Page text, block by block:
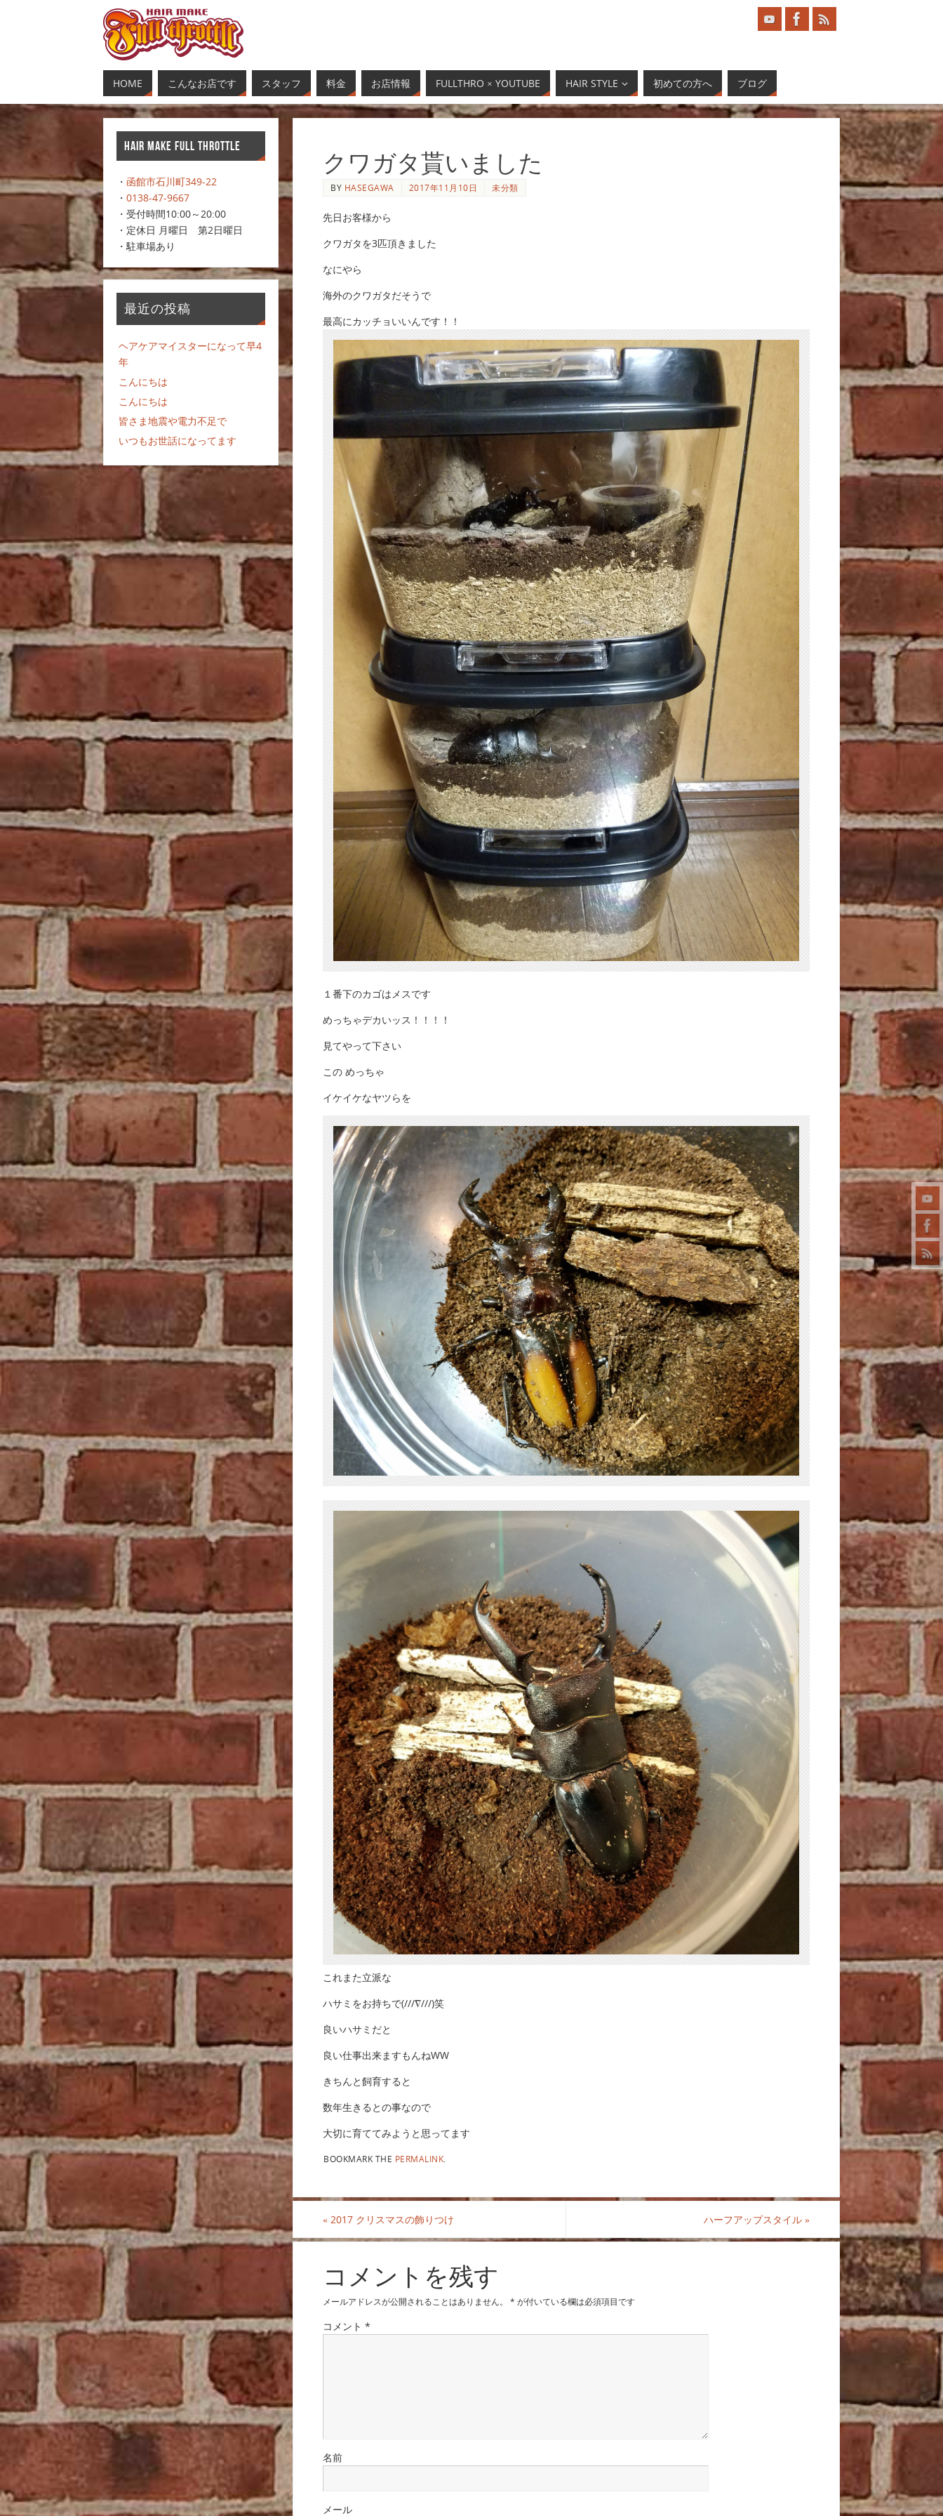
HOME こんなお店です スタッフ 料金 お店情報 FULLTHRO × YOUTUBE HAIR STYLE 初めての方へ ブログ
クワガタ貰いました
BY HASEGAWA 2017年11月10日 未分類
先日お客様から
クワガタを3匹頂きました
なにやら
海外のクワガタだそうで
最高にカッチョいいんです！！
１番下のカゴはメスです
めっちゃデカいッス！！！！
見てやって下さい
この めっちゃ
イケイケなヤツらを
これまた立派な
ハサミをお持ちで(///∇///)笑
良いハサミだと
良い仕事出来ますもんねWW
きちんと飼育すると
数年生きるとの事なので
大切に育ててみようと思ってます
BOOKMARK THE PERMALINK
« 2017 クリスマスの飾りつけ ハーフアップスタイル »
コメントを残す
メールアドレスが公開されることはありません。 * が付いている欄は必須項目です
コメント *
名前
メール
HAIR MAKE FULL THROTTLE
・ 函館市石川町349-22
・0138-47-9667
・受付時間10:00～20:00
・定休日 月曜日 第2日曜日
・駐車場あり
最近の投稿
ヘアケアマイスターになって早4
年
こんにちは
こんにちは
皆さま地震や電力不足で
いつもお世話になってます